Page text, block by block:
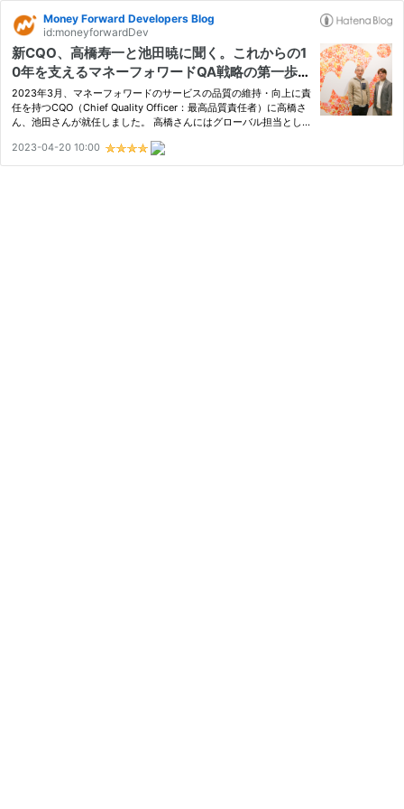
Money Forward Developers Blog
id:moneyforwardDev
新CQO、高橋寿一と池田暁に聞く。これからの1
0年を支えるマネーフォワードQA戦略の第一歩と
は
2023年3月、マネーフォワードのサービスの品質の維持・向上に責
任を持つCQO（Chief Quality Officer：最高品質責任者）に高橋さ
ん、池田さんが就任しました。 高橋さんにはグローバル担当とし
部署を担当いただき、池田さんには国内担当として、その他の開
発…
2023-04-20 10:00